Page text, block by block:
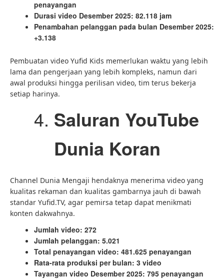
penayangan
Durasi video Desember 2025: 82.118 jam
Penambahan pelanggan pada bulan Desember 2025:
+3.138
Pembuatan video Yufid Kids memerlukan waktu yang lebih
lama dan pengerjaan yang lebih kompleks, namun dari
awal produksi hingga perilisan video, tim terus bekerja
setiap harinya.
Saluran YouTube
Dunia Koran
Channel Dunia Mengaji hendaknya menerima video yang
kualitas rekaman dan kualitas gambarnya jauh di bawah
standar Yufid.TV, agar pemirsa tetap dapat menikmati
konten dakwahnya.
Jumlah video: 272
Jumlah pelanggan: 5.021
Total penayangan video: 481.625 penayangan
Rata-rata produksi per bulan: 3 video
Tayangan video Desember 2025: 795 penayangan